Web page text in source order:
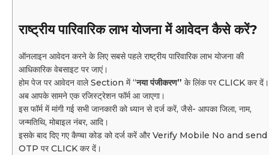
राष्ट्रीय पारिवारिक लाभ योजना में आवेदन कैसे करें?
ऑनलाइन आवेदन करने के लिए सबसे पहले राष्ट्रीय पारिवारिक लाभ योजना की
आधिकारिक वेबसाइट पर जाएं।
होम पेज पर आवेदन वाले Section में “नया पंजीकरण” के लिंक पर CLICK कर दें।
अब आपके सामने एक रजिस्ट्रेशन फॉर्म आ जाएगा।
इस फॉर्म में मांगी गई सभी जानकारी को ध्यान से दर्ज करें, जैसे- आपका जिला, नाम,
जन्मतिथि, मोबाइल नंबर, आदि।
इसके बाद दिए गए कैप्चा कोड को दर्ज करें और Verify Mobile No and send
OTP पर CLICK कर दें।